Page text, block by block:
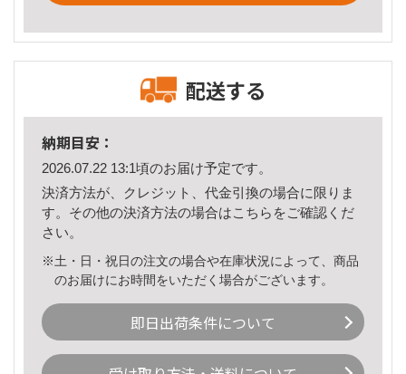
配送する
納期目安：
2026.07.22 13:1頃のお届け予定です。
決済方法が、クレジット、代金引換の場合に限りま
す。その他の決済方法の場合はこちら をご確認くだ
さい。
※土・日・祝日の注文の場合や在庫状況によって、商品
のお届けにお時間をいただく場合がございます。
即日出荷条件について